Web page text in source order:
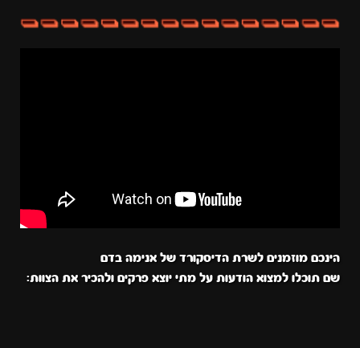
הינכם מוזמנים לשרת הדיסקורד של אנימה בדם
שם תוכלו למצוא הודעות על מתי יוצא פרקים ולהכיר את הצוות: